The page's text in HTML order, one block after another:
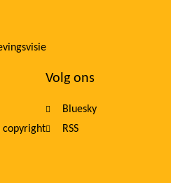
copyright
Volg ons
Bluesky
RSS